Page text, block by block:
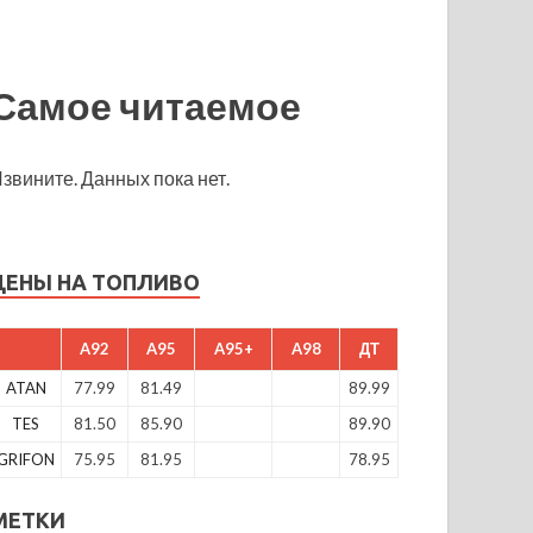
читаемое
Данных пока нет.
НА ТОПЛИВО
A92 A95 A95+ A98 ДТ
ATAN 77.99 81.49
89.99
TES
81.50 85.90
89.90
75.95 81.95 78.95